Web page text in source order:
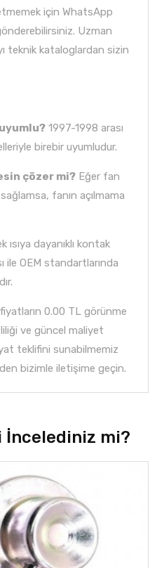
için WhatsApp
Uzman
teknik kataloglardan sizin
1997-1998 arası
birebir uyumludur.
çözer mi? Eğer fan
fanın açılmama
ısıya dayanıklı kontak
ile OEM standartlarında
0.00 TL görünme
ve güncel maliyet
teklifini sunabilmemiz
bizimle iletişime geçin.
mi?